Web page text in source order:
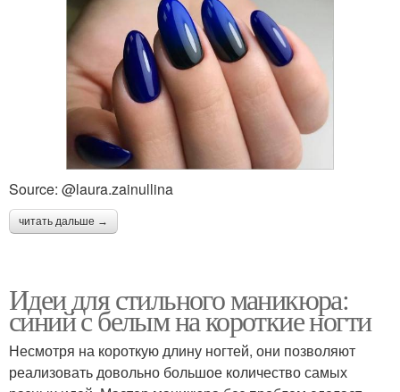
Source: @laura.zainullina
читать дальше →
Идеи для стильного маникюра:
синий с белым на короткие ногти
Несмотря на короткую длину ногтей, они позволяют
реализовать довольно большое количество самых